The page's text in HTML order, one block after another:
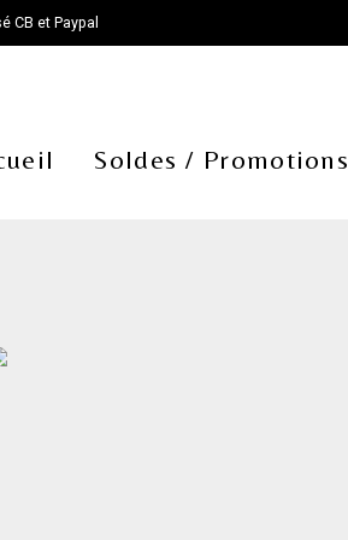
CB et Paypal
Soldes / Promotions